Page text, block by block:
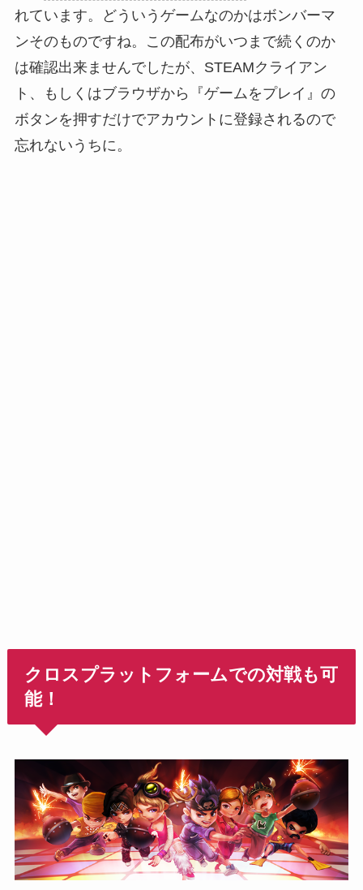
れています。どういうゲームなのかはボンバーマ
ンそのものですね。この配布がいつまで続くのか
は確認出来ませんでしたが、STEAMクライアン
ト、もしくはブラウザから『ゲームをプレイ』の
ボタンを押すだけでアカウントに登録されるので
忘れないうちに。
クロスプラットフォームでの対戦も可
能！